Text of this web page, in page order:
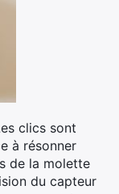
clics sont
à résonner
de la molette
du capteur